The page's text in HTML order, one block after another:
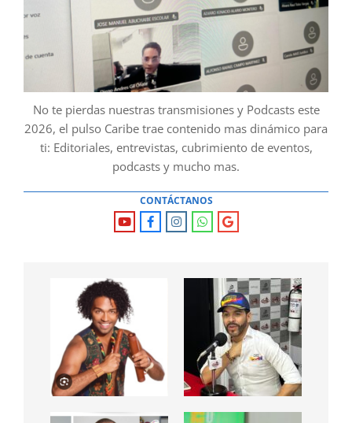
No te pierdas nuestras transmisiones y Podcasts este
2026, el pulso Caribe trae contenido mas dinámico para
ti: Editoriales, entrevistas, cubrimiento de eventos,
podcasts y mucho mas.
CONTÁCTANOS